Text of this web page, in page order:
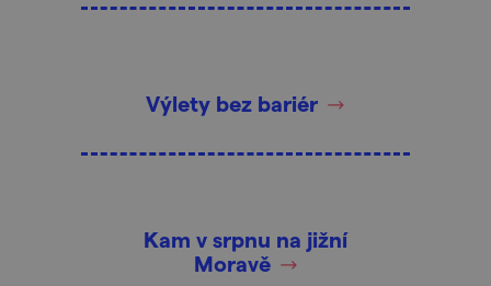
Výlety bez bariér
Kam v srpnu na jižní
Moravě